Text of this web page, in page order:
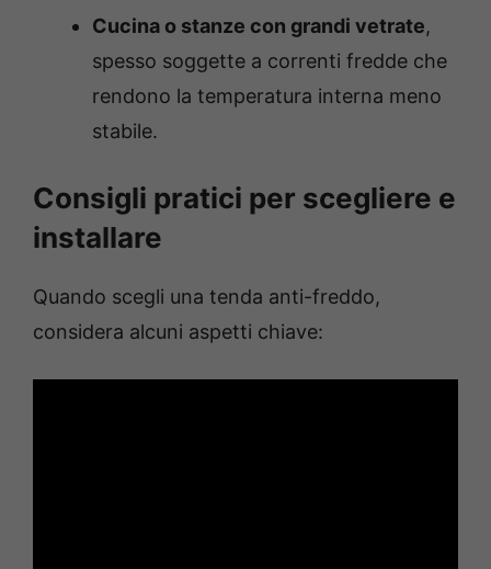
Cucina o stanze con grandi vetrate,
spesso soggette a correnti fredde che
rendono la temperatura interna meno
stabile.
Consigli pratici per scegliere e
installare
Quando scegli una tenda anti-freddo,
considera alcuni aspetti chiave: